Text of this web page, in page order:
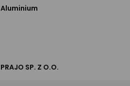
Aluminium
PRAJO SP. Z O.O.